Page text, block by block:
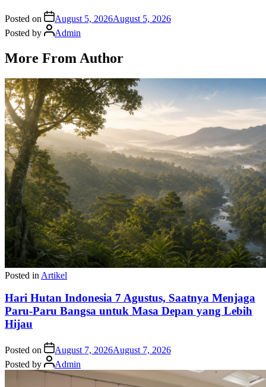
Posted on August 5, 2026August 5, 2026
Posted by
Admin
More From Author
Posted in Artikel
Hari Hutan Indonesia 7 Agustus, Saatnya Menjaga
Paru-Paru Bangsa untuk Masa Depan yang Lebih
Hijau
Posted on August 7, 2026August 7, 2026
Posted by
Admin